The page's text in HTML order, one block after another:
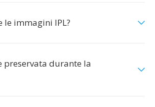
le immagini IPL?
preservata durante la